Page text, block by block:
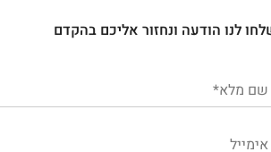
לנו הודעה ונחזור אליכם בהקדם